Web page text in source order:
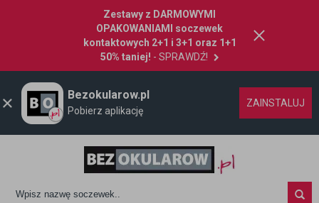
Zestawy z DARMOWYMI
OPAKOWANIAMI soczewek
kontaktowych 2+1 i 3+1 oraz 1+1
50% taniej! - SPRAWDŹ!
Bezokularow.pl
Pobierz aplikację
ZAINSTALUJ